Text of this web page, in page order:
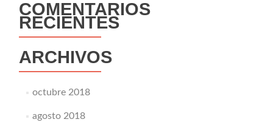
COMENTARIOS
RECIENTES
ARCHIVOS
octubre 2018
agosto 2018